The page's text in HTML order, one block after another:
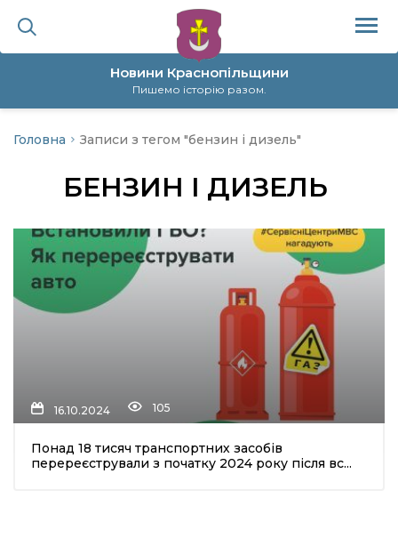
Новини Краснопільщини
Пишемо історію разом.
політика
Головна Записи з тегом "бензин і дизель"
БЕНЗИН І ДИЗЕЛЬ
16.10.2024 105
Понад 18 тисяч транспортних засобів
перереєстрували з початку 2024 року після вс...